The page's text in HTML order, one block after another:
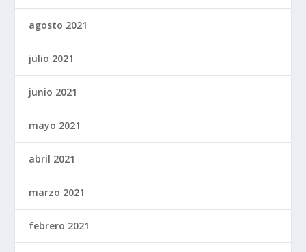
agosto 2021
julio 2021
junio 2021
mayo 2021
abril 2021
marzo 2021
febrero 2021